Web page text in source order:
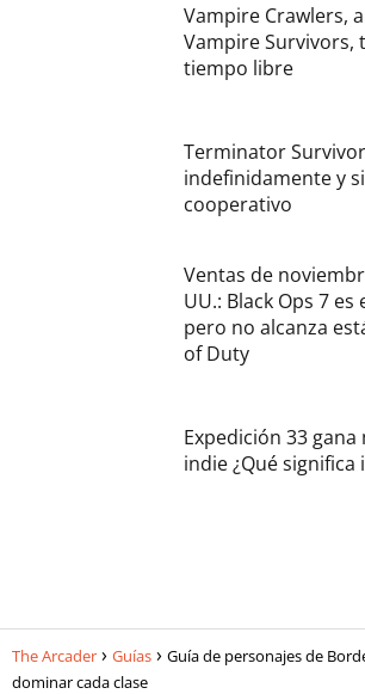
Vampire Crawlers,
Vampire Survivors,
tiempo libre
Terminator
indefinidamente y
cooperativo
Ventas de
UU.: Black Ops 7
pero no alcanza
of Duty
Expedición 33
indie ¿Qué significa
The Arcader Guías
Guía de personajes de
dominar cada clase